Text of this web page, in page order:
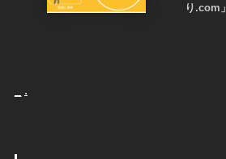
り.com」
.